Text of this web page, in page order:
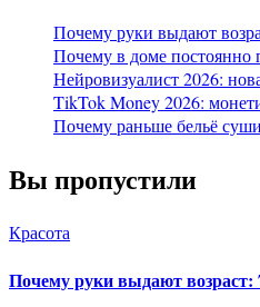
Почему руки выдают
Почему в доме постоянно
Нейровизуалист 2026:
TikTok Money 2026:
Почему раньше бельё
Вы пропустили
Красота
Почему руки выдают